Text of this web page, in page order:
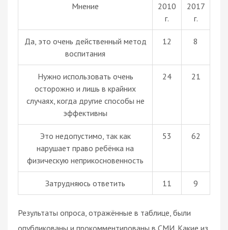
Мнение
2010
г.
2017
г.
Да, это очень действенный метод
воспитания
12 8
Нужно использовать очень
осторожно и лишь в крайних
случаях, когда другие способы не
эффективны
24 21
Это недопустимо, так как
нарушает право ребёнка на
физическую неприкосновенность
53 62
Затрудняюсь ответить 11 9
Результаты опроса, отражённые в таблице, были
опубликованы и прокомментированы в СМИ. Какие из